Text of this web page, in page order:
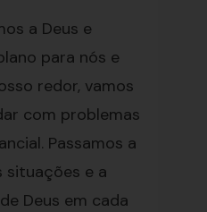
a Deus e
para nós e
redor, vamos
com problemas
Passamos a
situações e a
Deus em cada